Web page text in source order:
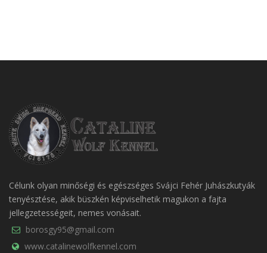
Célunk olyan minőségi és egészséges Svájci Fehér Juhászkutyák
tenyésztése, akik büszkén képviselhetik magukon a fajta
jellegzetességeit, nemes vonásait.
borosgy95@gmail.com
www.catalinewolfkennel.com